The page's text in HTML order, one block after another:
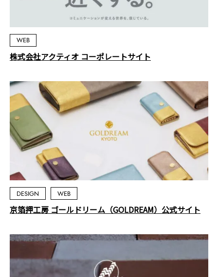
WEB
株式会社アクティオ コーポレートサイト
DESIGN WEB
京箔押工房 ゴールドリーム（GOLDREAM）公式サイト